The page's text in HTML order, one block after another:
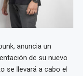
anuncia un
de su nuevo
se llevará a cabo el